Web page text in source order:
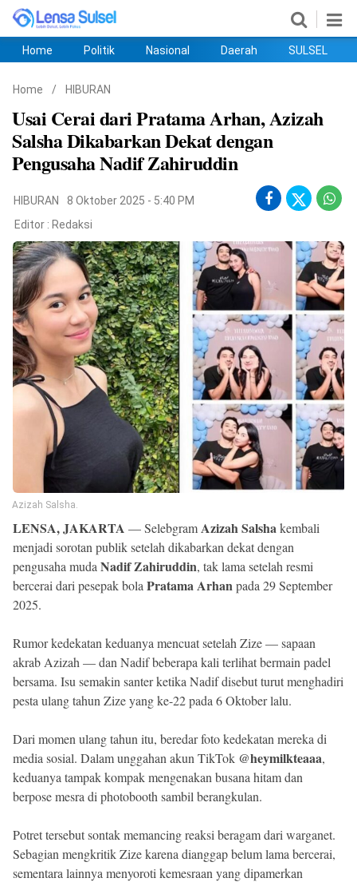
©
Copyright
2026
lensasulsel.com
.
All
Right
Reserved
Home Politik Nasional Daerah SULSEL
Home / HIBURAN
Usai Cerai dari Pratama Arhan, Azizah
Salsha Dikabarkan Dekat dengan
Pengusaha Nadif Zahiruddin
HIBURAN
8 Oktober 2025 - 5:40 PM
Editor : Redaksi
Azizah Salsha.
LENSA, JAKARTA — SelebgramAzizah Salshakembali
menjadi sorotan publik setelah dikabarkan dekat dengan
pengusaha muda Nadif Zahiruddin, tak lama setelah resmi
bercerai dari pesepak bola Pratama Arhanpada 29 September
2025.
Rumor kedekatan keduanya mencuat setelah Zize — sapaan
akrab Azizah — dan Nadif beberapa kali terlihat bermain padel
bersama. Isu semakin santer ketika Nadif disebut turut menghadiri
pesta ulang tahun Zize yang ke-22 pada 6 Oktober lalu.
Dari momen ulang tahun itu, beredar foto kedekatan mereka di
media sosial. Dalam unggahan akun TikTok @heymilkteaaa,
keduanya tampak kompak mengenakan busana hitam dan
berpose mesra di photobooth sambil berangkulan.
Potret tersebut sontak memancing reaksi beragam dari warganet.
Sebagian mengkritik Zize karena dianggap belum lama bercerai,
sementara lainnya menyoroti kemesraan yang dipamerkan